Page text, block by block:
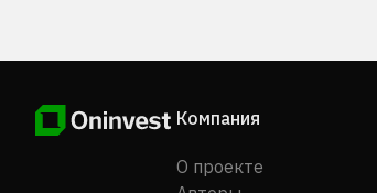
Компания
О проекте